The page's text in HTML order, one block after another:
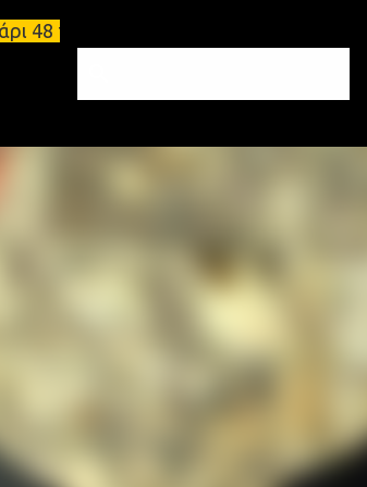
Σπάρτη - Ενοικιάζεται